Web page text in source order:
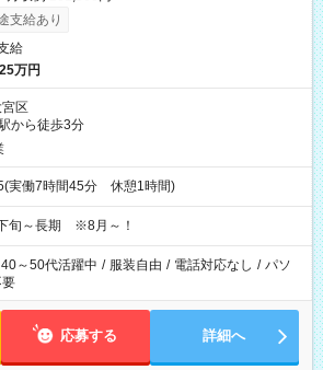
支給あり
給
万円
区
から徒歩3分
実働7時間45分 休憩1時間)
旬～長期 ※8月～！
40～50代活躍中 / 服装自由 / 電話対応なし / パソ
要
応募する 詳細へ